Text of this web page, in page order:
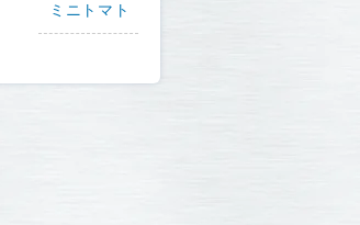
ミニトマト